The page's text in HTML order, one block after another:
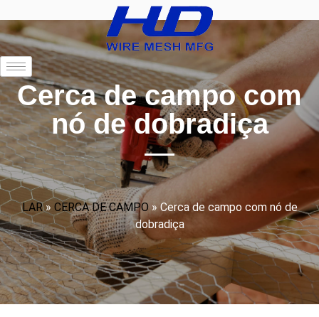
Cerca de campo com
nó de dobradiça
LAR» CERCA DE CAMPO»Cerca de campo com nó de
dobradiça